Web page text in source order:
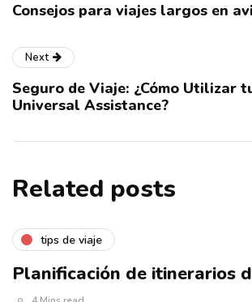
Consejos para viajes largos en
Next
Seguro de Viaje: ¿Cómo Utilizar
Universal Assistance?
Related posts
tips de viaje
Planificación de itinerarios